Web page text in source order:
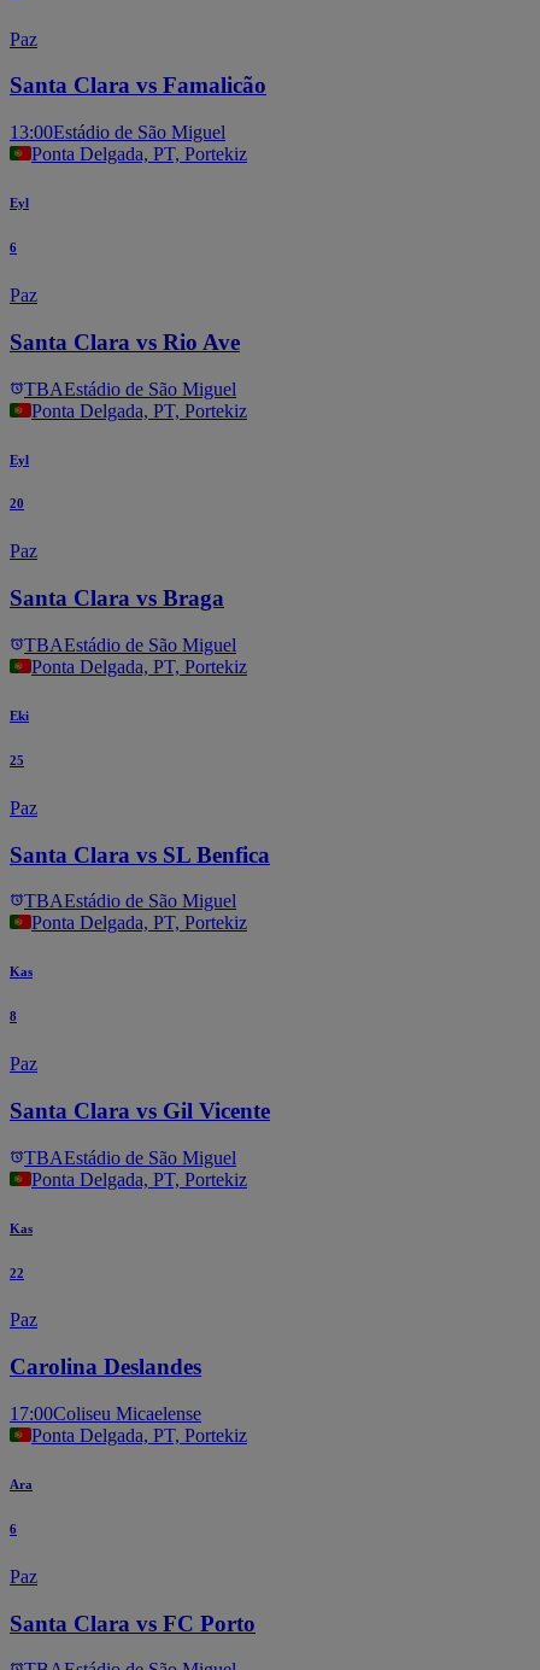
Paz
Santa Clara vs Famalicão
13:00Estádio de São Miguel
Ponta Delgada, PT, Portekiz
Eyl
6
Paz
Santa Clara vs Rio Ave
TBAEstádio de São Miguel
Ponta Delgada, PT, Portekiz
Eyl
20
Paz
Santa Clara vs Braga
TBAEstádio de São Miguel
Ponta Delgada, PT, Portekiz
Eki
25
Paz
Santa Clara vs SL Benfica
TBAEstádio de São Miguel
Ponta Delgada, PT, Portekiz
Kas
8
Paz
Santa Clara vs Gil Vicente
TBAEstádio de São Miguel
Ponta Delgada, PT, Portekiz
Kas
22
Paz
Carolina Deslandes
17:00Coliseu Micaelense
Ponta Delgada, PT, Portekiz
Ara
6
Paz
Santa Clara vs FC Porto